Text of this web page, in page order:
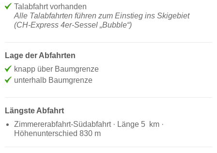
Talabfahrt vorhanden
Alle Talabfahrten führen zum Einstieg ins Skigebiet
(CH-Express 4er-Sessel „Bubble“)
Lage der Abfahrten
knapp über Baumgrenze
unterhalb Baumgrenze
Längste Abfahrt
Zimmererabfahrt-Südabfahrt · Länge 5 km ·
Höhenunterschied 830 m